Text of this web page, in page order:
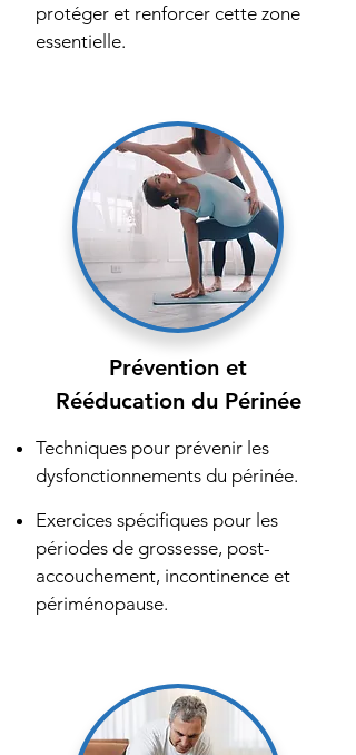
protéger et renforcer cette zone
essentielle.
Prévention et
Rééducation du Périnée
Techniques pour prévenir les
dysfonctionnements du périnée.
Exercices spécifiques pour les
périodes de grossesse, post-
accouchement, incontinence et
périménopause.